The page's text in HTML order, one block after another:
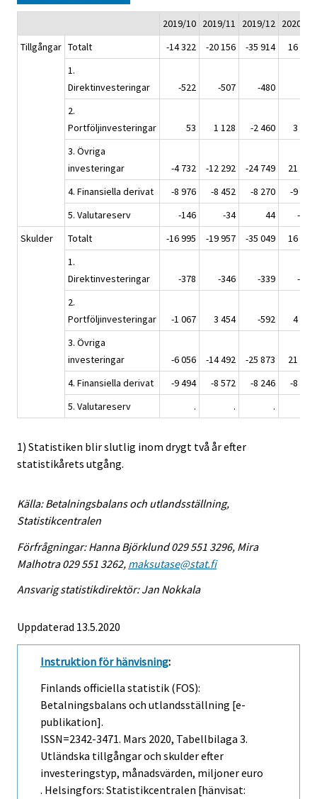
2019/10 2019/11 2019/12 2020/01
Tillgångar Totalt -14 322 -20 156 -35 914
16 580
1.
Direktinvesteringar
-522 -507 -480
2.
Portföljinvesteringar
53 1 128 -2 460
3 674
3. Övriga
investeringar
-4 732 -12 292 -24 749
21 784
4. Finansiella derivat
-8 976 -8 452 -8 270
-9 064
5. Valutareserv
-146 -34 44
-142
Skulder
Totalt -16 995 -19 957 -35 049
16 868
1.
Direktinvesteringar
-378 -346 -339
-159
2.
Portföljinvesteringar
-1 067 3 454 -592
4 117
3. Övriga
investeringar
-6 056 -14 492 -25 873
21 809
4. Finansiella derivat
-9 494 -8 572 -8 246
-8 899
5. Valutareserv
. . .
1) Statistiken blir slutlig inom drygt två år efter
statistikårets utgång.
Källa: Betalningsbalans och utlandsställning,
Statistikcentralen
Förfrågningar: Hanna Björklund 029 551 3296, Mira
Malhotra 029 551 3262, maksutase@stat.fi
Ansvarig statistikdirektör: Jan Nokkala
Uppdaterad 13.5.2020
Instruktion för hänvisning:
Finlands officiella statistik (FOS):
Betalningsbalans och utlandsställning [e-
publikation].
ISSN=2342-3471. Mars 2020, Tabellbilaga 3.
Utländska tillgångar och skulder efter
investeringstyp, månadsvärden, miljoner euro
. Helsingfors: Statistikcentralen [hänvisat: